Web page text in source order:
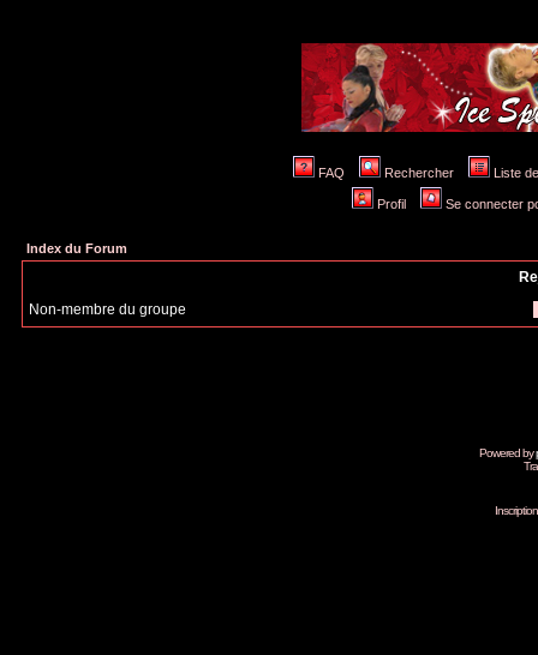
FAQ Rechercher Liste
Profil Se connecter
Index du Forum
Non-membre du groupe
Powered by